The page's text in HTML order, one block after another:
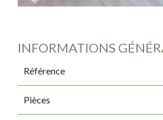
INFORMATIONS
Référence
Pièces